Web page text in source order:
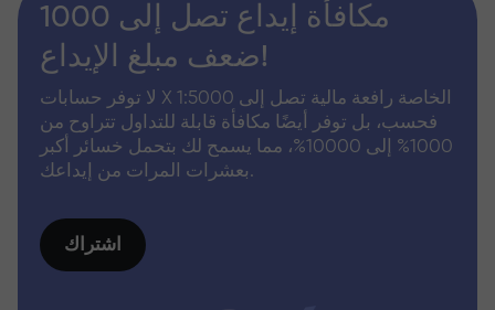
مكافأة إيداع تصل إلى 1000
ضعف مبلغ الإيداع!
لا توفر حسابات X الخاصة رافعة مالية تصل إلى 1:5000
فحسب، بل توفر أيضًا مكافأة قابلة للتداول تتراوح من
1000% إلى 10000%، مما يسمح لك بتحمل خسائر أكبر
بعشرات المرات من إيداعك.
اشتراك